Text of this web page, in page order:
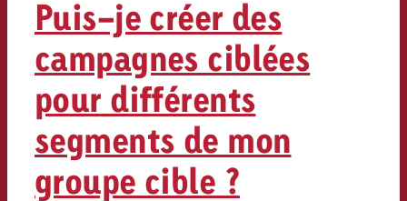
Vous connaissez les
votre campagne et
combien cela coûte.
Demander une offre
Demander une offre
Contactez-nous
Vous connaissez les grandes
votre campagne et souhaitez
combien cela coûte.
Contactez-nous
Vous connaissez les grandes
votre campagne et souhaitez
combien cela coûte.
Puis-je créer des
campagnes ciblées
pour différents
segments de mon
groupe cible ?